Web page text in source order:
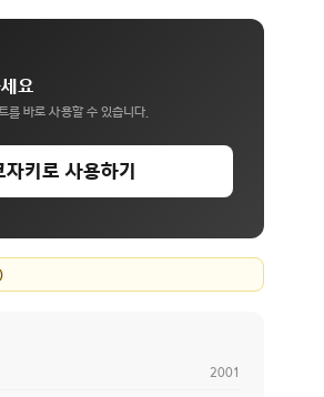
요
를 바로 사용할 수 있습니다.
자키로 사용하기
2001